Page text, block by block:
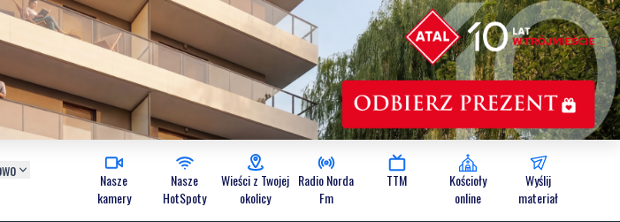
Nasze
kamery
Nasze
HotSpoty
Wieści z Twojej
okolicy
Radio Norda
Fm
TTM
Kościoły
online
Wyślij
materiał